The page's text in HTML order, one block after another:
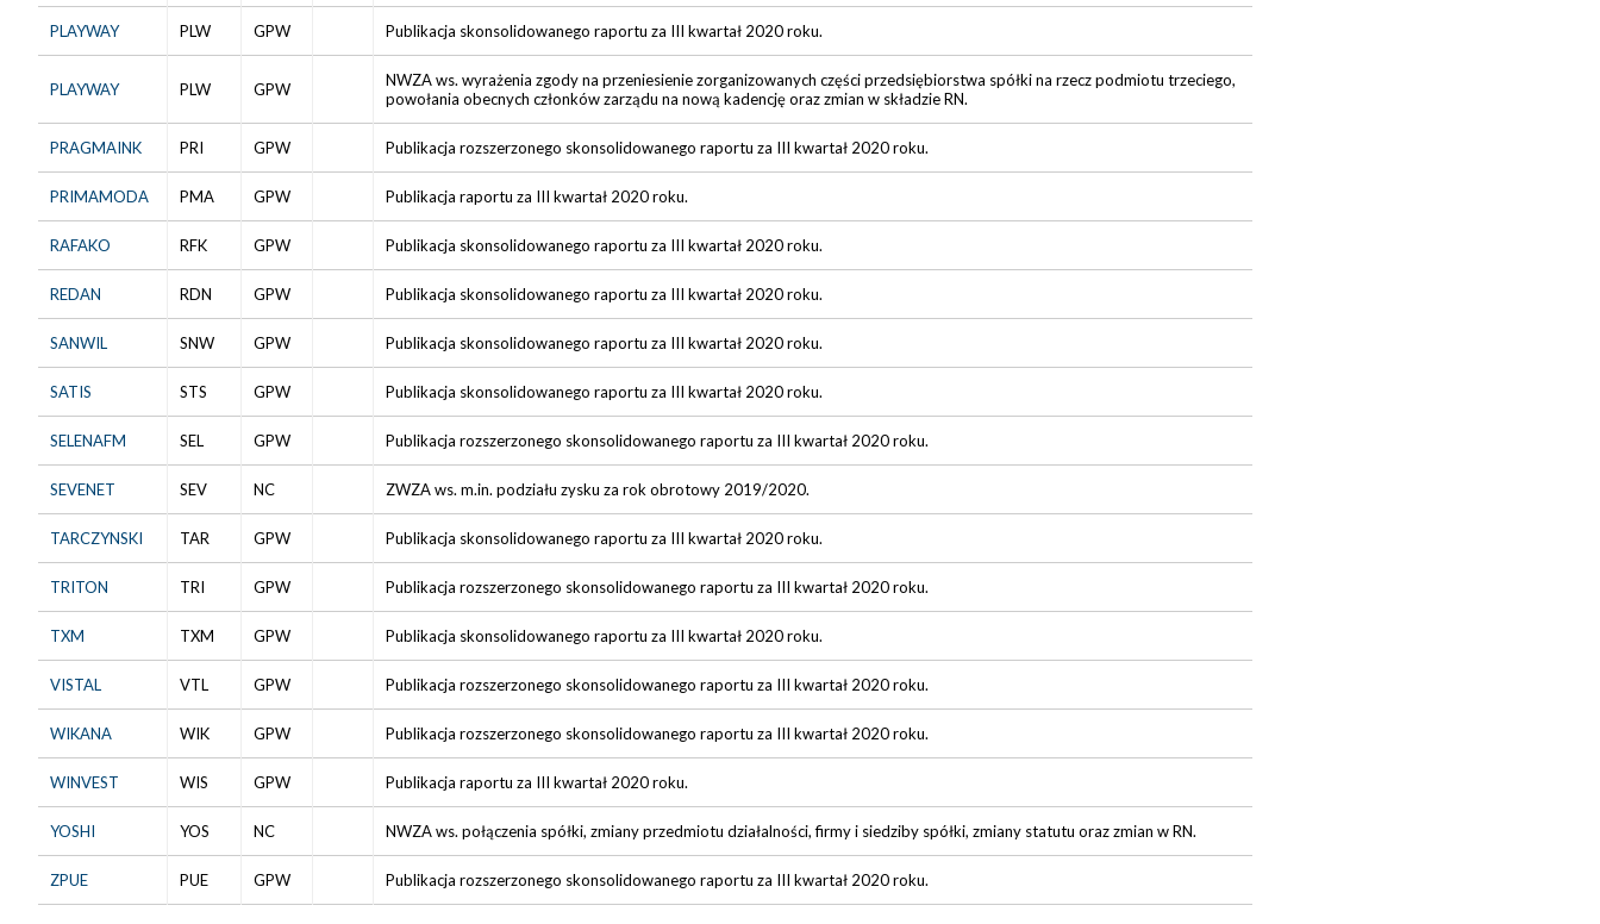
PLAYWAY PLW GPW Publikacja skonsolidowanego raportu za III kwartał 2020 roku.
PLAYWAY PLW GPW
NWZA ws. wyrażenia zgody na przeniesienie zorganizowanych części przedsiębiorstwa spółki na rzecz podmiotu trzeciego,
powołania obecnych członków zarządu na nową kadencję oraz zmian w składzie RN.
PRAGMAINK PRI GPW Publikacja rozszerzonego skonsolidowanego raportu za III kwartał 2020 roku.
PRIMAMODA PMA GPW Publikacja raportu za III kwartał 2020 roku.
RAFAKO RFK GPW Publikacja skonsolidowanego raportu za III kwartał 2020 roku.
REDAN RDN GPW Publikacja skonsolidowanego raportu za III kwartał 2020 roku.
SANWIL SNW GPW Publikacja skonsolidowanego raportu za III kwartał 2020 roku.
SATIS STS GPW Publikacja skonsolidowanego raportu za III kwartał 2020 roku.
SELENAFM SEL GPW Publikacja rozszerzonego skonsolidowanego raportu za III kwartał 2020 roku.
SEVENET SEV NC ZWZA ws. m.in. podziału zysku za rok obrotowy 2019/2020.
TARCZYNSKI TAR GPW Publikacja skonsolidowanego raportu za III kwartał 2020 roku.
TRITON TRI GPW Publikacja rozszerzonego skonsolidowanego raportu za III kwartał 2020 roku.
TXM TXM GPW Publikacja skonsolidowanego raportu za III kwartał 2020 roku.
VISTAL VTL GPW Publikacja rozszerzonego skonsolidowanego raportu za III kwartał 2020 roku.
WIKANA WIK GPW Publikacja rozszerzonego skonsolidowanego raportu za III kwartał 2020 roku.
WINVEST WIS GPW Publikacja raportu za III kwartał 2020 roku.
YOSHI YOS NC NWZA ws. połączenia spółki, zmiany przedmiotu działalności, firmy i siedziby spółki, zmiany statutu oraz zmian w RN.
ZPUE PUE GPW Publikacja rozszerzonego skonsolidowanego raportu za III kwartał 2020 roku.